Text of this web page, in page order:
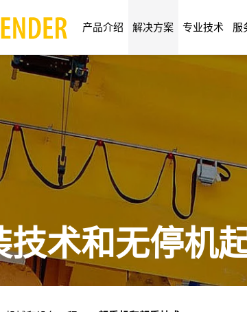
产品介绍 解决方案 专业技术 服
技术和无停机